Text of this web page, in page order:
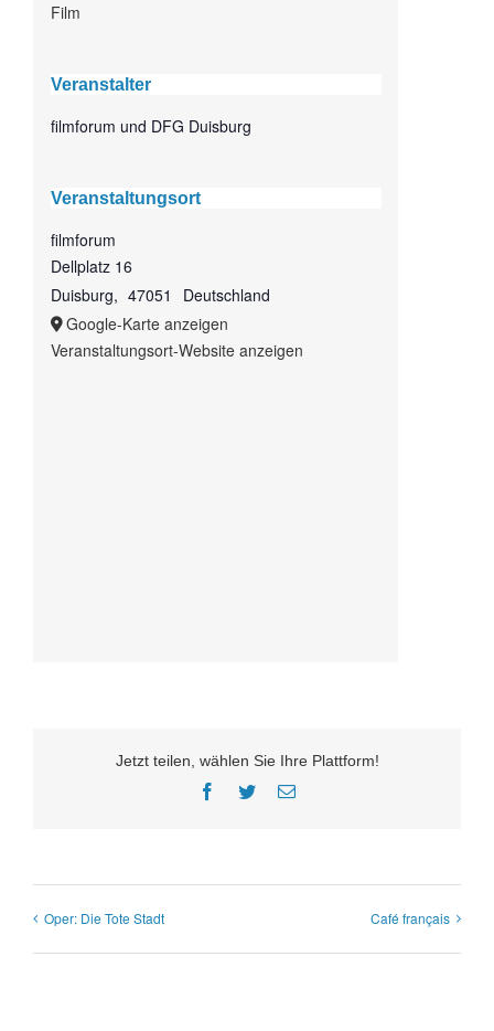
Film
Veranstalter
filmforum und DFG Duisburg
Veranstaltungsort
filmforum
Dellplatz 16
Duisburg, 47051
Deutschland
Google-Karte anzeigen
Veranstaltungsort-Website anzeigen
Jetzt teilen, wählen Sie Ihre Plattform!
Facebook
TwitterE-
Oper: Die Tote Stadt Café français